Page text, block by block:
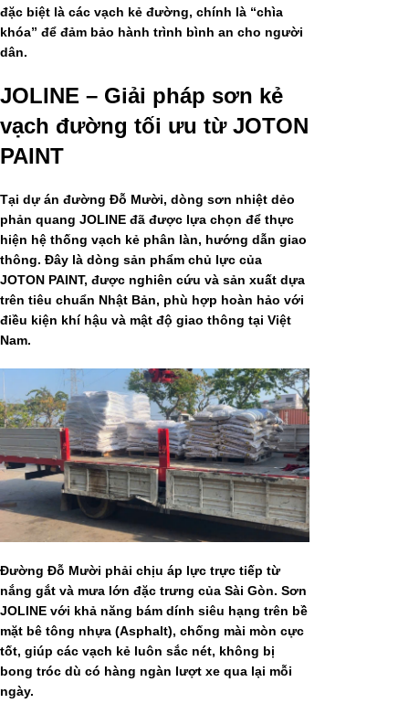
đặc biệt là các vạch kẻ đường, chính là “chìa
khóa” để đảm bảo hành trình bình an cho người
dân.
JOLINE – Giải pháp sơn kẻ
vạch đường tối ưu từ JOTON
PAINT
Tại dự án đường Đỗ Mười, dòng sơn nhiệt dẻo
phản quang JOLINE đã được lựa chọn để thực
hiện hệ thống vạch kẻ phân làn, hướng dẫn giao
thông. Đây là dòng sản phẩm chủ lực của
JOTON PAINT, được nghiên cứu và sản xuất dựa
trên tiêu chuẩn Nhật Bản, phù hợp hoàn hảo với
điều kiện khí hậu và mật độ giao thông tại Việt
Nam.
Đường Đỗ Mười phải chịu áp lực trực tiếp từ
nắng gắt và mưa lớn đặc trưng của Sài Gòn. Sơn
JOLINE với khả năng bám dính siêu hạng trên bề
mặt bê tông nhựa (Asphalt), chống mài mòn cực
tốt, giúp các vạch kẻ luôn sắc nét, không bị
bong tróc dù có hàng ngàn lượt xe qua lại mỗi
ngày.